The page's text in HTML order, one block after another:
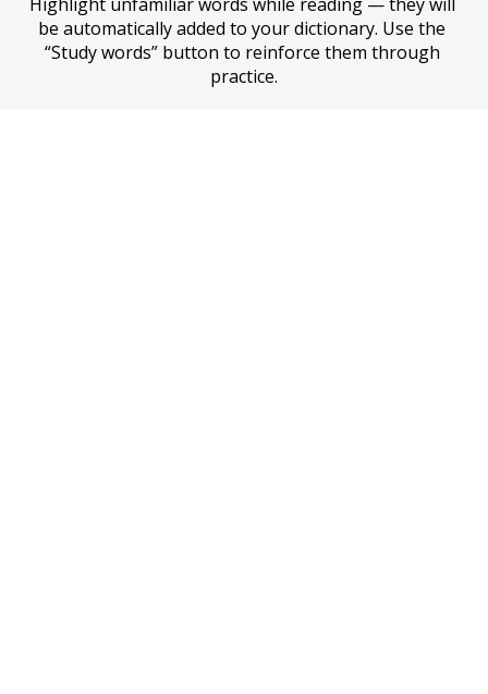
be automatically added to your dictionary. Use the
“Study words” button to reinforce them through
practice.